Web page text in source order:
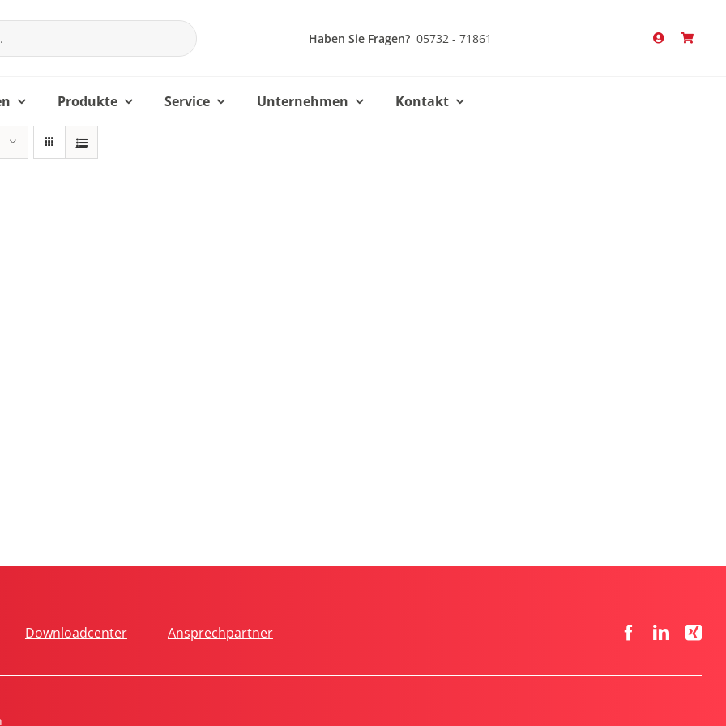
Haben Sie Fragen?05732 - 71861
Produkte Service Unternehmen Kontakt
Downloadcenter Ansprechpartner